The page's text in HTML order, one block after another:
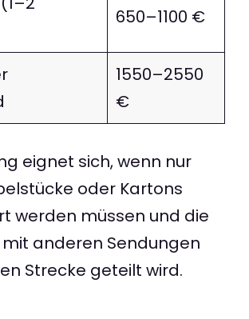
650–1100 €
1550–2550
€
eignet sich, wenn nur
oder Kartons
werden müssen und die
anderen Sendungen
Strecke geteilt wird.